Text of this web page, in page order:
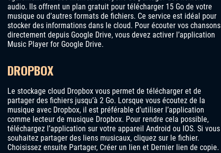
audio. Ils offrent un plan gratuit pour télécharger 15 Go de votre
musique ou d’autres formats de fichiers. Ce service est idéal pour
stocker des informations dans le cloud. Pour écouter vos chansons
directement depuis Google Drive, vous devez activer l’application
Music Player for Google Drive.
DROPBOX
Le stockage cloud Dropbox vous permet de télécharger et de
partager des fichiers jusqu’à 2 Go. Lorsque vous écoutez de la
musique avec Dropbox, il est préférable d’utiliser l’application
comme lecteur de musique Dropbox. Pour rendre cela possible,
téléchargez l’application sur votre appareil Android ou IOS. Si vous
souhaitez partager des liens musicaux, cliquez sur le fichier.
Choisissez ensuite Partager, Créer un lien et Dernier lien de copie.